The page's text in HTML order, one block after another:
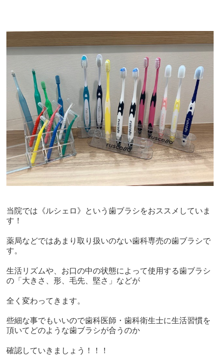
当院では《ルシェロ》という歯ブラシをおススメしていま
す！
薬局などではあまり取り扱いのない歯科専売の歯ブラシで
す。
生活リズムや、お口の中の状態によって使用する歯ブラシ
の「大きさ、形、毛先、堅さ」などが
全く変わってきます。
些細な事でもいいので歯科医師・歯科衛生士に生活習慣を
頂いてどのような歯ブラシが合うのか
確認していきましょう！！！